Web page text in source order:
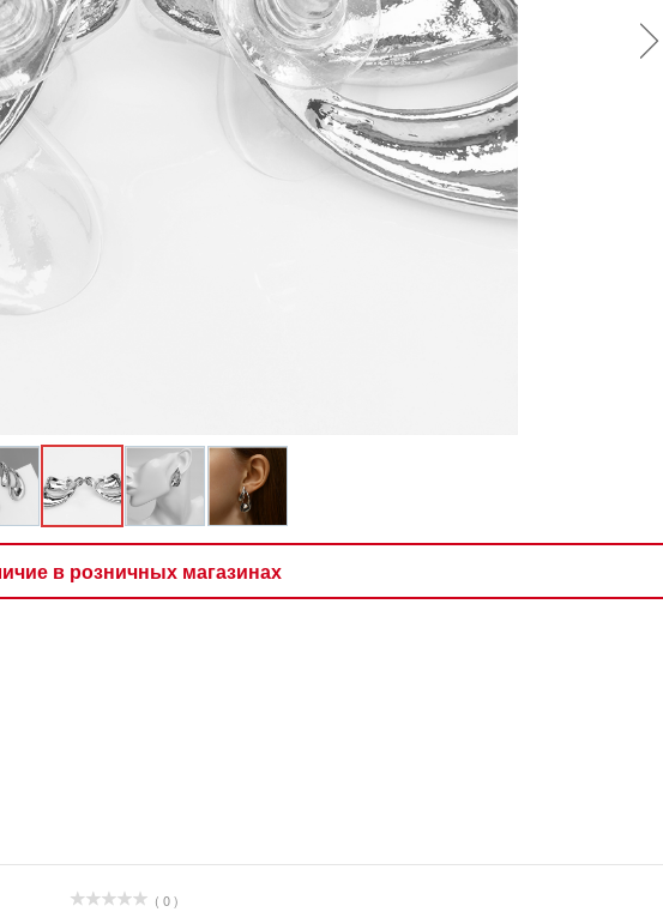
в розничных магазинах
( 0 )